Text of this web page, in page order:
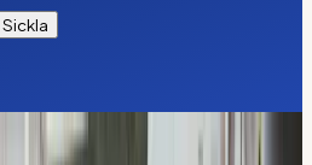
Sickla